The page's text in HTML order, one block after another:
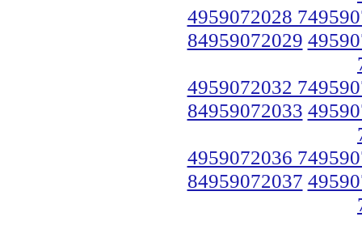
4959072028
84959072029
4959072032
84959072033
4959072036
84959072037